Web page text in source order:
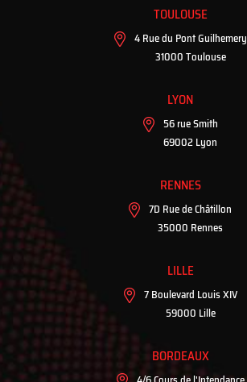
TOULOUSE
4 Rue du Pont Guilhemery
31000 Toulouse
LYON
56 rue Smith
69002 Lyon
RENNES
7D Rue de Châtillon
35000 Rennes
LILLE
7 Boulevard Louis XIV
59000 Lille
BORDEAUX